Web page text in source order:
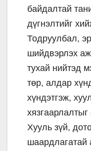
байдалтай
дүгнэлтийг
Тодруулбал,
шийдвэрлэх
тухай нийтэд
төр, алдар
хүндэтгэж,
Хууль зүй,
шаардлагатай